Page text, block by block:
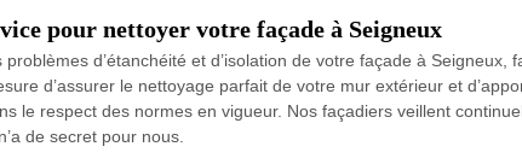
pour nettoyer votre façade à Seigneux
problèmes d’étanchéité et d’isolation de votre façade à
d’assurer le nettoyage parfait de votre mur extérieur et
le respect des normes en vigueur. Nos façadiers veillent
de secret pour nous.